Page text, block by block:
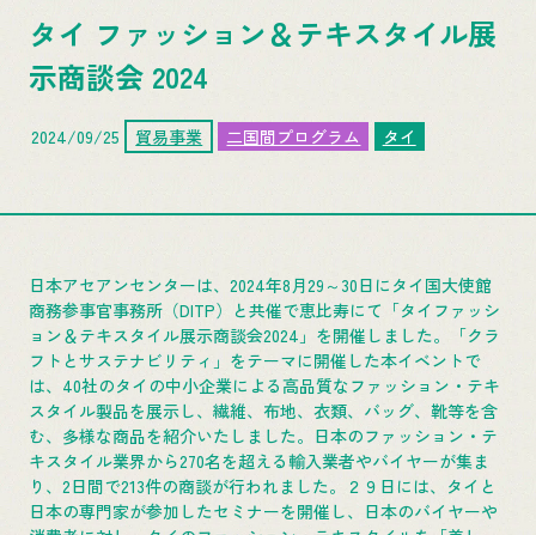
タイ ファッション＆テキスタイル展
示商談会 2024
2024/09/25 貿易事業 二国間プログラム タイ
日本アセアンセンターは、2024年8月29～30日にタイ国大使館
商務参事官事務所（DITP）と共催で恵比寿にて「タイファッシ
ョン＆テキスタイル展示商談会2024」を開催しました。「クラ
フトとサステナビリティ」をテーマに開催した本イベントで
は、40社のタイの中小企業による高品質なファッション・テキ
スタイル製品を展示し、繊維、布地、衣類、バッグ、靴等を含
む、多様な商品を紹介いたしました。日本のファッション・テ
キスタイル業界から270名を超える輸入業者やバイヤーが集ま
り、2日間で213件の商談が行われました。２９日には、タイと
日本の専門家が参加したセミナーを開催し、日本のバイヤーや